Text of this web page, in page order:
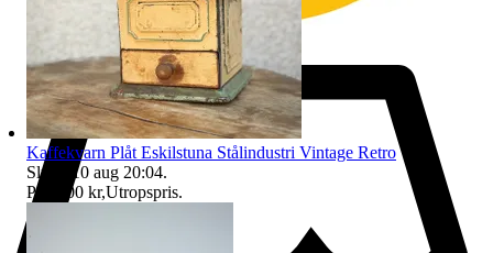
Lycka till
Kaffekvarn Plåt Eskilstuna Stålindustri Vintage Retro
Sluttid
10 aug 20:04.
Pris:
100 kr,Utropspris.